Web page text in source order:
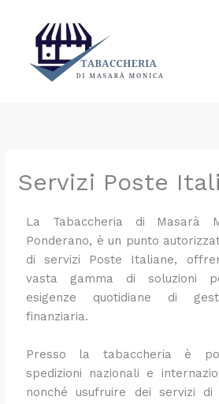
contenuto
Servizi Poste
La Tabaccheria di Masarà
Ponderano, è un punto
di servizi Poste Italiane,
vasta gamma di soluzioni
esigenze quotidiane di
finanziaria.
Presso la tabaccheria è
spedizioni nazionali e
nonché usufruire dei servizi